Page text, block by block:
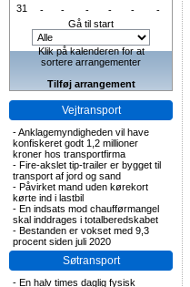
31
- - - - -
-
Gå til start
Klik på kalenderen for at
sortere arrangementer
Tilføj arrangement
Vejtransport
-Anklagemyndigheden vil have
konfiskeret godt 1,2 millioner
kroner hos transportfirma
- Fire-akslet tip-trailer er bygget til
transport af jord og sand
- Påvirket mand uden kørekort
kørte ind i lastbil
- En indsats mod chaufførmangel
skal inddrages i totalberedskabet
- Bestanden er vokset med 9,3
procent siden juli 2020
Søtransport
- En halv times daglig fysisk